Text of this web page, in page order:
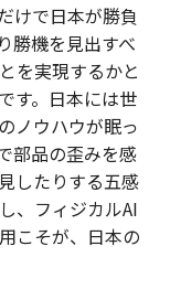
けで日本が勝負
勝機を見出すべ
を実現するかと
す。日本には世
ノウハウが眠っ
部品の歪みを感
したりする五感
、フィジカルAI
こそが、日本の